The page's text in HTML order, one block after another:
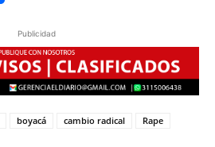
Publicidad
boyacá cambio radical
Rape